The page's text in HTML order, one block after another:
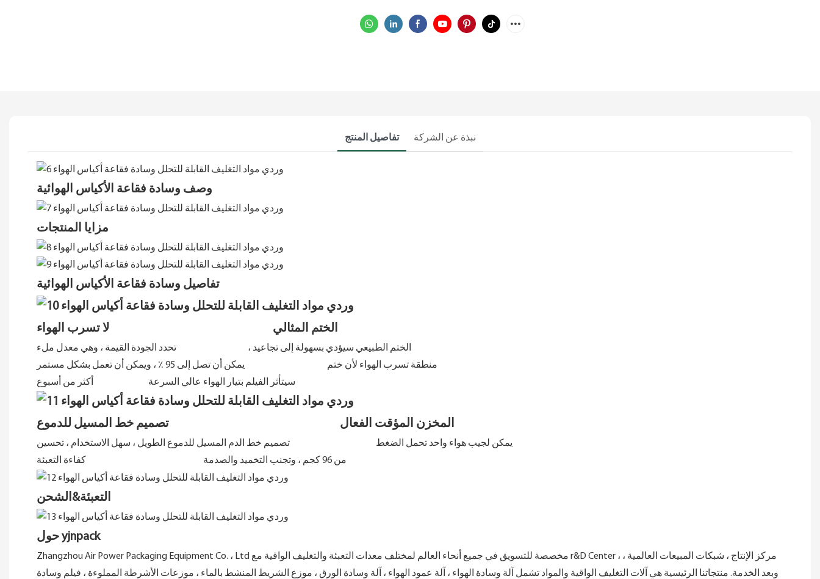
تفاصيل المنتج نبذة عن الشركة
وصف وسادة فقاعة الأكياس الهوائية
مزايا المنتجات
تفاصيل وسادة فقاعة الأكياس الهوائية
الختم المثالي لا تسرب الهواء
منطقة تسرب الهواء لأن ختم يمكن أن تصل إلى 95 ٪ ، ويمكن أن تعمل بشكل مستمر
المخزن المؤقت الفعال تصميم خط المسيل للدموع
التعبئة&الشحن
حول yjnpack
Zhangzhou Air Power Packaging Equipment Co. ، Ltd مخصصة للتسويق في جميع أنحاء العالم لمختلف معدات التعبئة والتغليف الواقية مع r&D Center ، مركز الإنتاج ، شبكات المبيعات العالمية ،
وبعد الخدمة. منتجاتنا الرئيسية هي آلات التغليف الواقية والمواد تشمل آلة وسادة الهواء ، آلة عمود الهواء ، آلة وسادة الورق ، موزع الشريط المنشط بالماء ، موزعات الأشرطة المملوءة ، فيلم وسادة